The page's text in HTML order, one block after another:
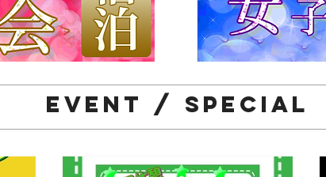
EVENT / SPECIAL